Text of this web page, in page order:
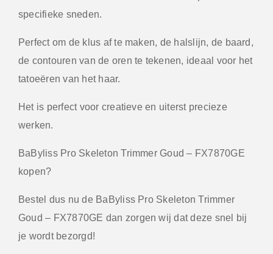
specifieke sneden.
Perfect om de klus af te maken, de halslijn, de baard,
de contouren van de oren te tekenen, ideaal voor het
tatoeëren van het haar.
Het is perfect voor creatieve en uiterst precieze
werken.
BaByliss Pro Skeleton Trimmer Goud – FX7870GE
kopen?
Bestel dus nu de BaByliss Pro Skeleton Trimmer
Goud – FX7870GE dan zorgen wij dat deze snel bij
je wordt bezorgd!